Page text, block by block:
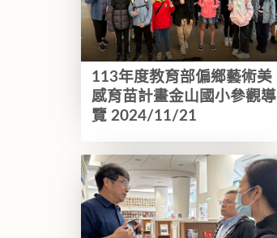
113年度教育部偏鄉藝術美
感育苗計畫金山國小參觀導
覽 2024/11/21